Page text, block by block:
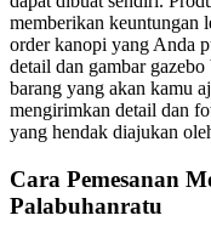
memberikan keuntungan
order kanopi yang Anda
detail dan gambar
barang yang akan kamu
mengirimkan detail dan
yang hendak diajukan
Cara Pemesanan
Palabuhanratu